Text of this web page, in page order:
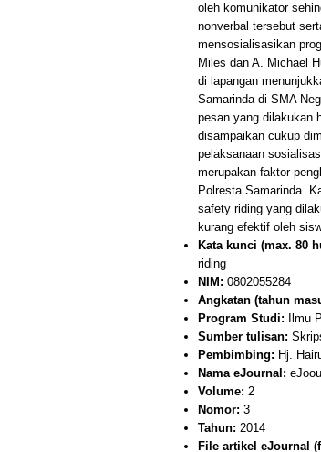
oleh komunikator
nonverbal tersebut
mensosialisasikan
Miles dan A. Michael
di lapangan
Samarinda di SMA
pesan yang dilakukan
disampaikan cukup
pelaksanaan
merupakan faktor
Polresta Samarinda.
safety riding yang
kurang efektif oleh
Kata kunci (max. 80
riding
NIM: 0802055284
Angkatan (tahun
Program Studi: Ilmu
Sumber tulisan:
Pembimbing: Hj.
Nama eJournal:
Volume: 2
Nomor: 3
Tahun: 2014
File artikel eJournal